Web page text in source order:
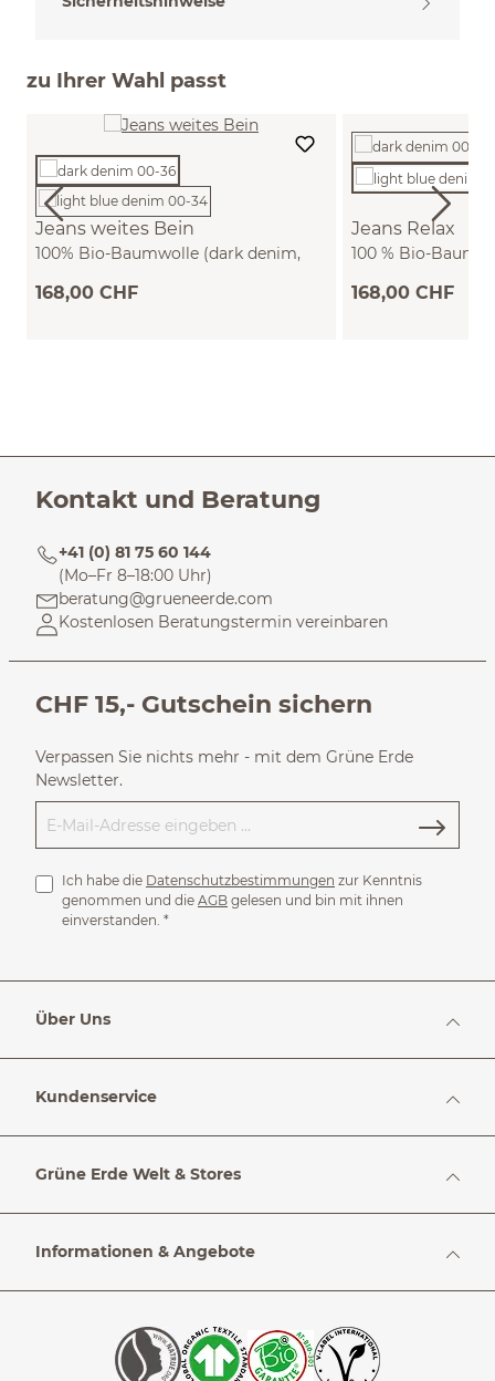
zu Ihrer Wahl passt
Jeans weites Bein
100% Bio-Baumwolle (dark denim,
168,00 CHF
Jeans Relax
100 % Bio-
168,00 CHF
Kontakt und Beratung
+41 (0) 81 75 60 144
(Mo–Fr 8–18:00 Uhr)
beratung@grueneerde.com
Kostenlosen Beratungstermin vereinbaren
CHF 15,- Gutschein sichern
Verpassen Sie nichts mehr - mit dem Grüne Erde
Newsletter.
Ich habe die Datenschutzbestimmungen zur Kenntnis
genommen und die AGB gelesen und bin mit ihnen
einverstanden. *
Über Uns
Kundenservice
Grüne Erde Welt & Stores
Informationen & Angebote